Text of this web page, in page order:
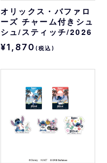
オリックス・バファロ
ーズ チャーム付きシュ
シュ/スティッチ/2026
¥1,870 (税込)